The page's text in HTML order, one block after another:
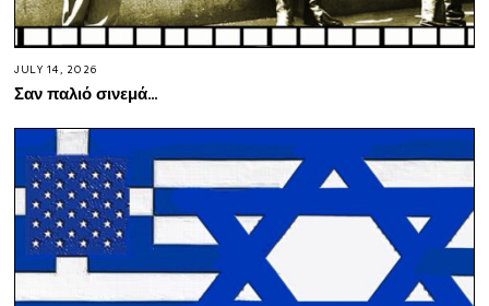
JULY 14, 2026
Σαν παλιό σινεμά…